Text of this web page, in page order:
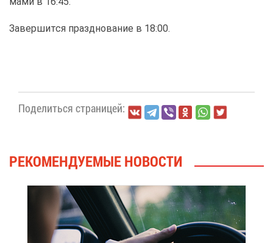
За­вер­шит­ся празд­но­ва­ние в 18:00.
По­де­лить­ся стра­ни­цей:
РЕ­КО­МЕН­ДУ­Е­МЫЕ НО­ВО­СТИ